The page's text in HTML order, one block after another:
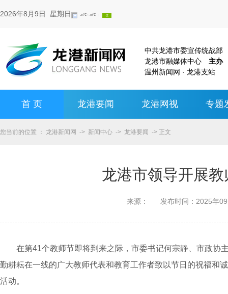
2026年8月9日 星期日
中共龙港市委宣传统战
龙港市融媒体中心 主办
温州新闻网 · 龙港支站
首 页 龙港要闻 龙港网视 专题
您当前的位置 ： 龙港新闻网 -> 新闻中心 -> 龙港要闻 -> 正文
龙港市领导开展
来源： 发布时间： 2025年
在第41个教师节即将到来之际，市委书记何宗静、市政协
勤耕耘在一线的广大教师代表和教育工作者致以节日的祝福和
活动。